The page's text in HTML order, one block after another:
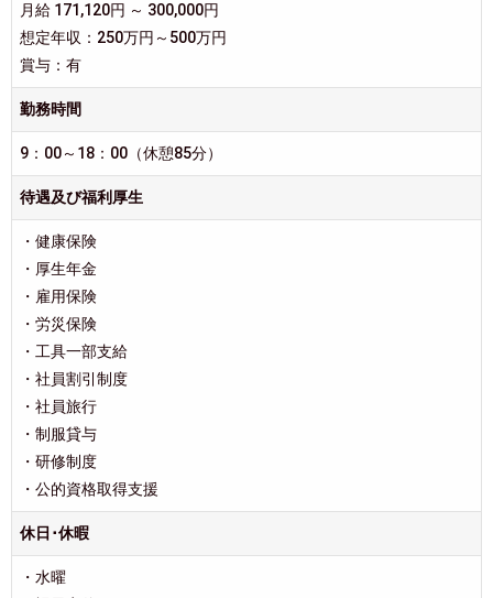
月給 171,120円 ～ 300,000円
想定年収：250万円～500万円
賞与：有
勤務時間
9：00～18：00（休憩85分）
待遇及び福利厚生
・健康保険
・厚生年金
・雇用保険
・労災保険
・工具一部支給
・社員割引制度
・社員旅行
・制服貸与
・研修制度
・公的資格取得支援
休日･休暇
・水曜